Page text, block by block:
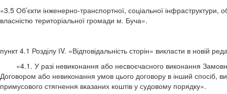
«3.5 Об’єкти інженерно-транспортної, соціальної
власністю територіальної громади м. Буча».
пункт 4.1 Розділу ІV. «Відповідальність сторін» викласти в новій
«4.1. У разі невиконання або несвоєчасного виконання
Договором або невиконання умов цього договору в інший спосіб,
примусового стягнення вказаних коштів у судовому порядку».